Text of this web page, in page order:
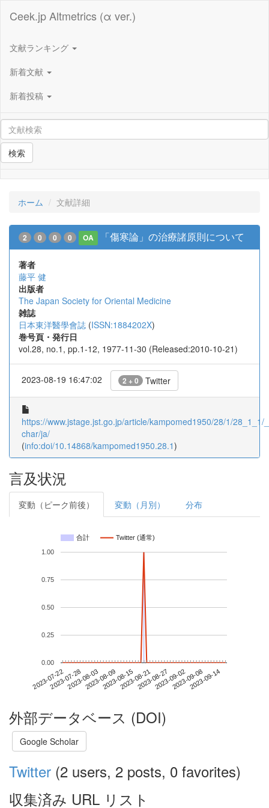
Ceek.jp Altmetrics (α ver.)
文献ランキング
新着文献
新着投稿
検索
ホーム 文献詳細
2 0 0 0 OA 「傷寒論」の治療諸原則について
著者
藤平 健
出版者
The Japan Society for Oriental Medicine
雑誌
日本東洋醫學會誌 (ISSN:1884202X)
巻号頁・発行日
vol.28, no.1, pp.1-12, 1977-11-30 (Released:2010-10-21)
2023-08-19 16:47:02 2 + 0 Twitter
https://www.jstage.jst.go.jp/article/kampomed1950/28/1/28_1_1/
char/ja/
(info:doi/10.14868/kampomed1950.28.1)
言及状況
変動（ピーク前後） 変動（月別） 分布
合計 Twitter (通常)
2023-07-222023-07-282023-08-032023-08-092023-08-152023-08-212023-08-272023-09-022023-09-082023-09-14
0.00
0.25
0.50
0.75
1.00
外部データベース (DOI)
Google Scholar
Twitter (2 users, 2 posts, 0 favorites)
収集済み URL リスト